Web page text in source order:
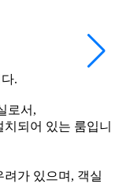
.
로서,
되어 있는 룸입니
가 있으며, 객실